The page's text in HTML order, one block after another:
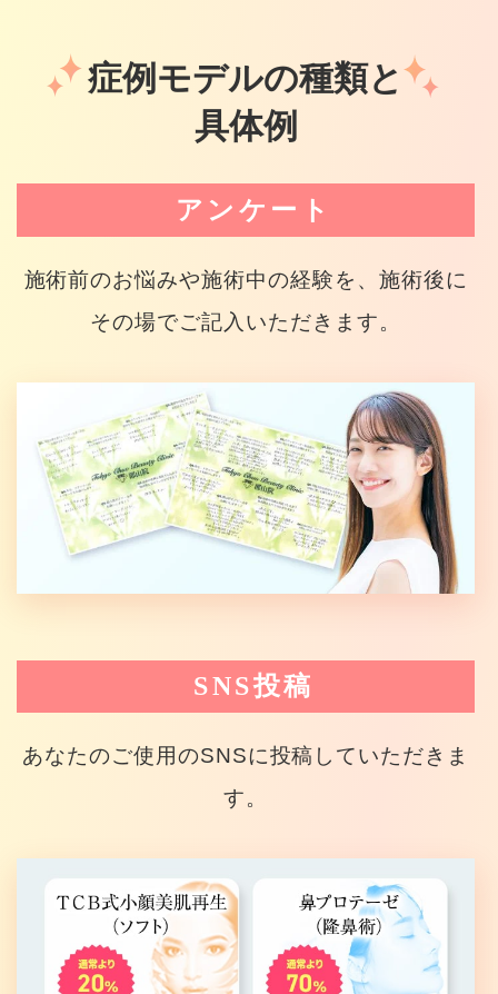
症例モデルの種類と
具体例
アンケート
施術前のお悩みや施術中の経験を、施術後に
その場でご記入いただきます。
SNS投稿
あなたのご使用のSNSに投稿していただきま
す。